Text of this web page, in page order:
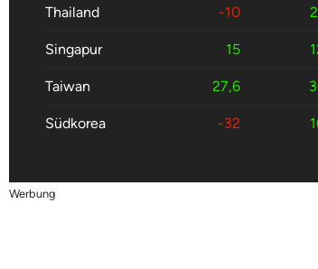
Thailand -10
Singapur 15
Taiwan 27,6
Südkorea -32
Werbung